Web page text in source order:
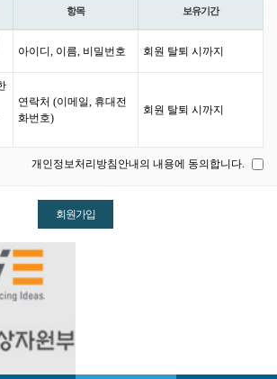
항목 보유기간
아이디, 이름, 비밀번호 회원 탈퇴 시까지
연락처 (이메일, 휴대전
화번호)
회원 탈퇴 시까지
개인정보처리방침안내의 내용에 동의합니다.